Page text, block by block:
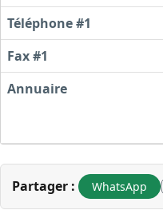
Téléphone #1
Fax #1
Annuaire
Partager : WhatsApp